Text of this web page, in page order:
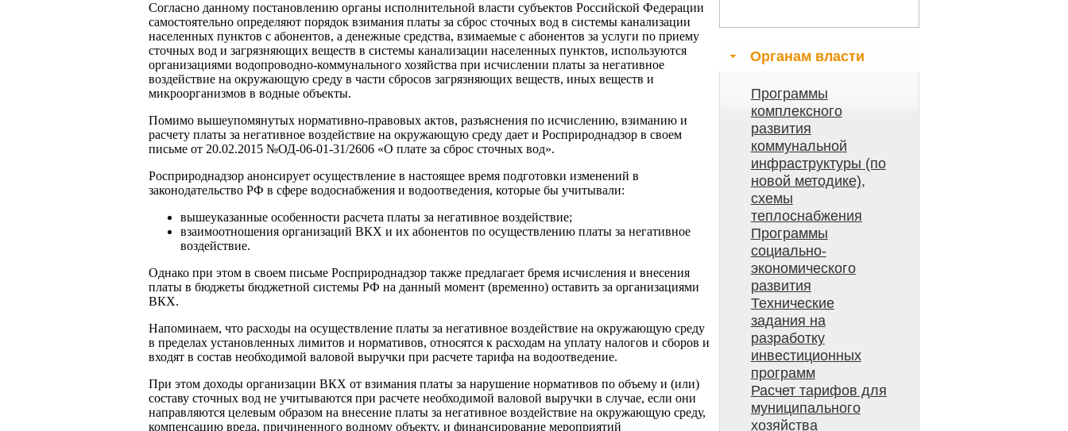
Согласно данному постановлению органы исполнительной власти субъектов Российской Федерации
самостоятельно определяют порядок взимания платы за сброс сточных вод в системы канализации
населенных пунктов с абонентов, а денежные средства, взимаемые с абонентов за услуги по приему
сточных вод и загрязняющих веществ в системы канализации населенных пунктов, используются
организациями водопроводно-коммунального хозяйства при исчислении платы за негативное
воздействие на окружающую среду в части сбросов загрязняющих веществ, иных веществ и
микроорганизмов в водные объекты.
Помимо вышеупомянутых нормативно-правовых актов, разъяснения по исчислению, взиманию и
расчету платы за негативное воздействие на окружающую среду дает и Росприроднадзор в своем
письме от 20.02.2015 №ОД-06-01-31/2606 «О плате за сброс сточных вод».
Росприроднадзор анонсирует осуществление в настоящее время подготовки изменений в
законодательство РФ в сфере водоснабжения и водоотведения, которые бы учитывали:
вышеуказанные особенности расчета платы за негативное воздействие;
взаимоотношения организаций ВКХ и их абонентов по осуществлению платы за негативное
воздействие.
Однако при этом в своем письме Росприроднадзор также предлагает бремя исчисления и внесения
платы в бюджеты бюджетной системы РФ на данный момент (временно) оставить за организациями
ВКХ.
Напоминаем, что расходы на осуществление платы за негативное воздействие на окружающую среду
в пределах установленных лимитов и нормативов, относятся к расходам на уплату налогов и сборов и
входят в состав необходимой валовой выручки при расчете тарифа на водоотведение.
При этом доходы организации ВКХ от взимания платы за нарушение нормативов по объему и (или)
составу сточных вод не учитываются при расчете необходимой валовой выручки в случае, если они
направляются целевым образом на внесение платы за негативное воздействие на окружающую среду,
компенсацию вреда, причиненного водному объекту, и финансирование мероприятий
Органам власти
Программы
комплексного
развития
коммунальной
инфраструктуры (по
новой методике),
схемы
теплоснабжения
Программы
социально-
экономического
развития
Технические
задания на
разработку
инвестиционных
программ
Расчет тарифов для
муниципального
хозяйства